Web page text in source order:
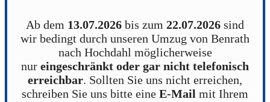
Ab dem 13.07.2026 bis zum 22.07.2026 sind
wir bedingt durch unseren Umzug von Benrath
nach Hochdahl möglicherweise
nur eingeschränkt oder gar nicht telefonisch
erreichbar. Sollten Sie uns nicht erreichen,
schreiben Sie uns bitte eine E-Mail mit Ihrem